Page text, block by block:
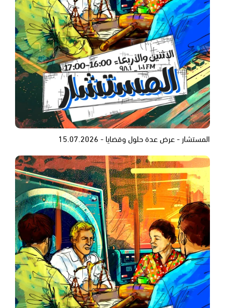
المستشار - عرض عدة حلول وقضايا - 15.07.2026